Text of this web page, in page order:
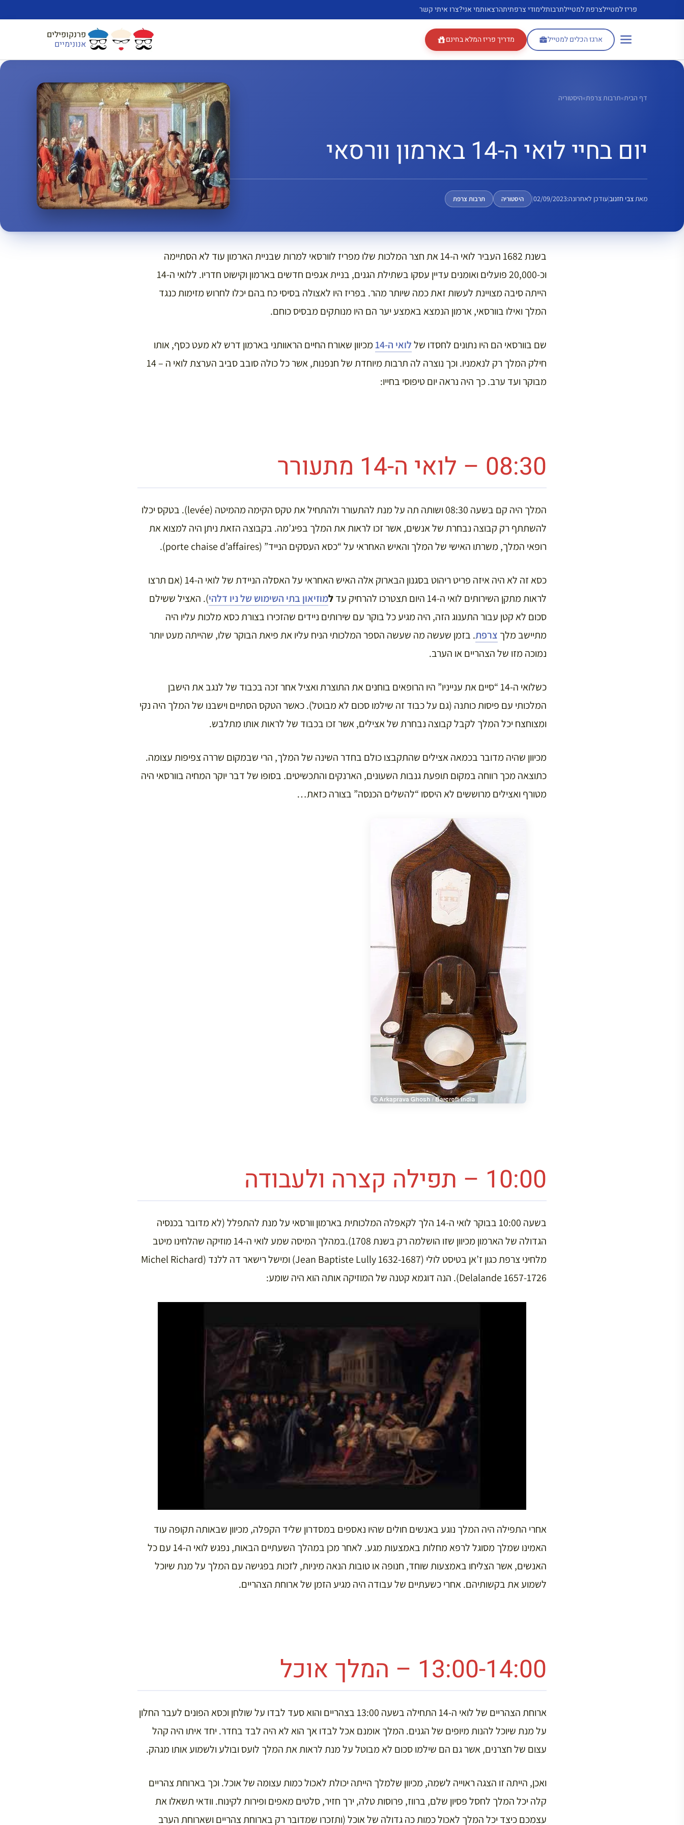
פריז למטיילצרפת למטיילתרבותלימודי צרפתיתהרצאותמי אני?צרו איתי קשר
ארגז הכלים למטייל מדריך פריז המלא בחינם פרנקופילים
אנונימיים
דף הבית»תרבות צרפת»היסטוריה
יום בחיי לואי ה-14 בארמון וורסאי
מאתצבי חזנוב|עודכן לאחרונה:02/09/2023
| היסטוריה תרבות צרפת
בשנת 1682 העביר לואי ה-14 את חצר המלכות שלו מפריז לוורסאי למרות שבניית הארמון עוד לא הסתיימה
וכ-20,000 פועלים ואומנים עדיין עסקו בשתילת הגנים, בניית אגפים חדשים בארמון וקישוט חדריו. ללואי ה-14
הייתה סיבה מצויינת לעשות זאת כמה שיותר מהר. בפריז היו לאצולה בסיסי כח בהם יכלו לחרוש מזימות כנגד
המלך ואילו בוורסאי, ארמון הנמצא באמצע יער הם היו מנותקים מבסיס כוחם.
שם בוורסאי הם היו נתונים לחסדו שללואי ה-14
מכיוון שאורח החיים הראוותני בארמון דרש לא מעט כסף, אותו
חילק המלך רק לנאמניו. וכך נוצרה לה תרבות מיוחדת של חנפנות, אשר כל כולה סובב סביב הערצת לואי ה – 14
מבוקר ועד ערב. כך היה נראה יום טיפוסי בחייו:
08:30 – לואי ה-14 מתעורר
המלך היה קם בשעה 08:30 ושותה תה על מנת להתעורר ולהתחיל את טקס הקימה מהמיטה (levée). בטקס יכלו
להשתתף רק קבוצה נבחרת של אנשים, אשר זכו לראות את המלך בפיג’מה. בקבוצה הזאת ניתן היה למצוא את
רופאי המלך, משרתו האישי של המלך והאיש האחראי על “כסא העסקים הנייד” (porte chaise d’affaires).
כסא זה לא היה איזה פריט ריהוט בסגנון הבארוק אלה האיש האחראי על האסלה הניידת של לואי ה-14 (אם תרצו
לראות מתקן השירותים לואי ה-14 היום תצטרכו להרחיק עד
למוזיאון בתי השימוש של ניו דלהי). האציל ששילם
סכום לא קטן עבור התענוג הזה, היה מגיע כל בוקר עם שירותים ניידים שהזכירו בצורת כסא מלכות עליו היה
מתיישב מלך צרפת. בזמן שעשה מה שעשה הספר המלכותי הניח עליו את פיאת הבוקר שלו, שהייתה מעט יותר
נמוכה מזו של הצהריים או הערב.
כשלואי ה-14 “סיים את ענייניו” היו הרופאים בוחנים את התוצרת ואציל אחר זכה בכבוד של לנגב את הישבן
המלכותי עם פיסות כותנה (גם על כבוד זה שילמו סכום לא מבוטל). כאשר הטקס הסתיים וישבנו של המלך היה נקי
ומצוחצח יכל המלך לקבל קבוצה נבחרת של אצילים, אשר זכו בכבוד של לראות אותו מתלבש.
מכיוון שהיה מדובר בכמאה אצילים שהתקבצו כולם בחדר השינה של המלך, הרי שבמקום שררה צפיפות עצומה.
כתוצאה מכך רווחה במקום תופעת גנבות השעונים, הארנקים והתכשיטים. בסופו של דבר יוקר המחיה בוורסאי היה
מטורף ואצילים מרוששים לא היססו “להשלים הכנסה” בצורה כזאת…
10:00 – תפילה קצרה ולעבודה
בשעה 10:00 בבוקר לואי ה-14 הלך לקאפלה המלכותית בארמון וורסאי על מנת להתפלל (לא מדובר בכנסיה
הגדולה של הארמון מכיוון שזו הושלמה רק בשנת 1708).במהלך המיסה שמע לואי ה-14 מוזיקה שהלחינו מיטב
מלחיני צרפת כגון ז’אן בטיסט לולי (Jean Baptiste Lully 1632-1687) ומישל רישאר דה ללנד (Michel Richard
Delalande 1657-1726). הנה דוגמא קטנה של המוזיקה אותה הוא היה שומע:
אחרי התפילה היה המלך נוגע באנשים חולים שהיו נאספים במסדרון שליד הקפלה, מכיוון שבאותה תקופה עוד
האמינו שמלך מסוגל לרפא מחלות באמצעות מגע. לאחר מכן במהלך השעתיים הבאות, נפגש לואי ה-14 עם כל
האנשים, אשר הצליחו באמצעות שוחד, חנופה או טובות הנאה מיניות, לזכות בפגישה עם המלך על מנת שיוכל
לשמוע את בקשותיהם. אחרי כשעתיים של עבודה היה מגיע הזמן של ארוחת הצהריים.
13:00-14:00 – המלך אוכל
ארוחת הצהריים של לואי ה-14 התחילה בשעה 13:00 בצהריים והוא סעד לבדו על שולחן וכסא הפונים לעבר החלון
על מנת שיוכל להנות מיופים של הגנים. המלך אומנם אכל לבדו אך הוא לא היה לבד בחדר. יחד איתו היה קהל
עצום של חצרנים, אשר גם הם שילמו סכום לא מבוטל על מנת לראות את המלך לועס ובולע ולשמוע אותו מגהק.
ואכן, הייתה זו הצגה ראוייה לשמה, מכיוון שלמלך הייתה יכולת לאכול כמות עצומה של אוכל. וכך בארוחת צהריים
קלה יכל המלך לחסל פסיון שלם, ברווז, פרוסות טלה, ירך חזיר, סלטים מאפים ופירות לקינוח. וודאי תשאלו את
עצמכם כיצד יכל המלך לאכול כמות כה גדולה של אוכל (ותזכרו שמדובר רק בארוחת צהריים ושארוחת הערב